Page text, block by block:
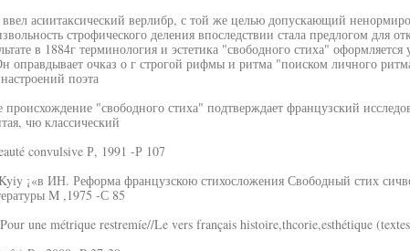
асиитаксический верлибр, с той же целью допускающий
строфического деления впоследствии стала предлогом для
в 1884г терминология и эстетика "свободного стиха" оформляется
оправдывает очказ о г строгой рифмы и ритма "поиском личного
поэта
происхождение "свободного стиха" подтверждает французский
чю классический
convulsive Р, 1991 -Р 107
¡«в ИН. Реформа французскою стихосложения Свободный стих
M ,1975 -С 85
une métrique restremíe//Le vers français histoire,thcorie,esthétique (textes